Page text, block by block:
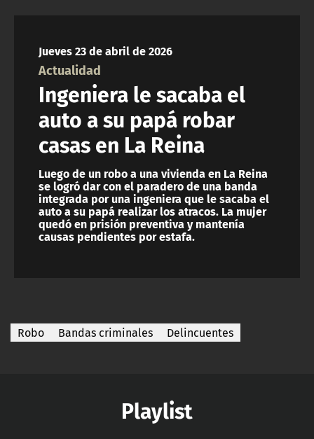
Jueves 23 de abril de 2026
Actualidad
Ingeniera le sacaba el
auto a su papá robar
casas en La Reina
Luego de un robo a una vivienda en La Reina
se logró dar con el paradero de una banda
integrada por una ingeniera que le sacaba el
auto a su papá realizar los atracos. La mujer
quedó en prisión preventiva y mantenía
causas pendientes por estafa.
Robo Bandas criminales Delincuentes
Playlist